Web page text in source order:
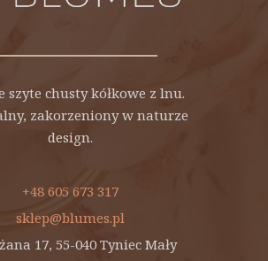
szyte chusty kółkowe z lnu.
zakorzeniony w naturze
design.
+48 605 673 317
sklep@blumes.pl
17, 55-040 Tyniec Mały